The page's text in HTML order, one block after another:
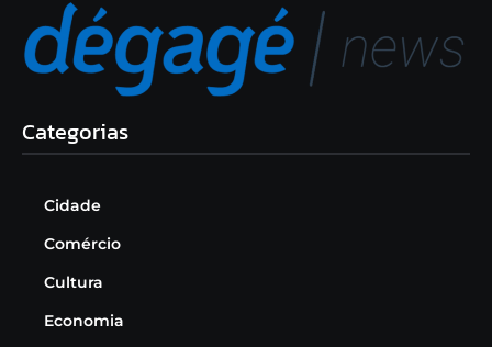
Categorias
Cidade
Comércio
Cultura
Economia